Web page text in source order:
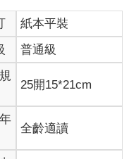
影影綽綽的人影，孤虹
的士兵們穿著水族的戰
告急，特意……」
」有一個聲音從這些水
知道信用這兩個字怎麼
緊了。
面，半躺在那上面的人
紙本平裝
普通級
25開15*21cm
全齡適讀